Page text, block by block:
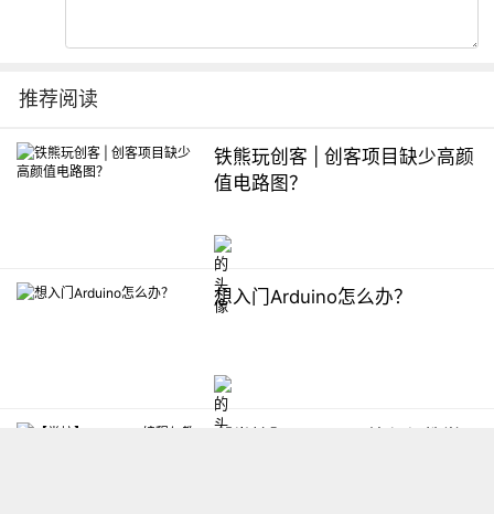
推荐阅读
铁熊玩创客 | 创客项目缺少高颜
值电路图？
想入门Arduino怎么办？